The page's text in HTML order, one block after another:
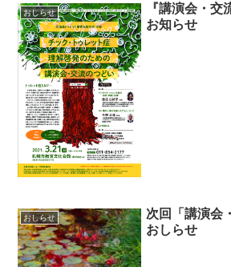
おしらせ
『講演会・交
お知らせ
おしらせ
次回「講演会
おしらせ